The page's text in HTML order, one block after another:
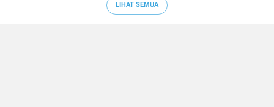
LIHAT SEMUA